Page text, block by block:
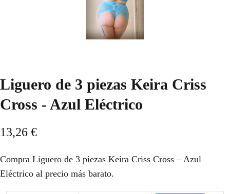
Liguero de 3 piezas Keira Criss
Cross - Azul Eléctrico
13,26 €
Compra Liguero de 3 piezas Keira Criss Cross – Azul
Eléctrico al precio más barato.